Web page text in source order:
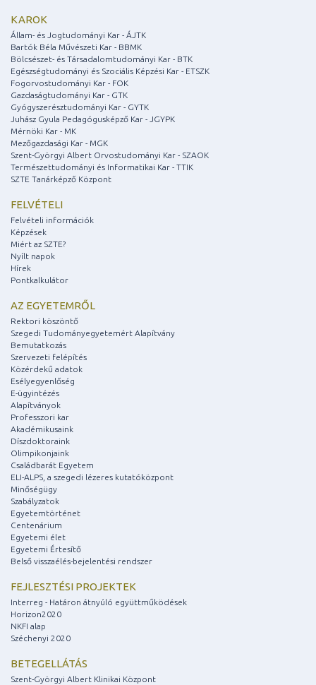
KAROK
Állam- és Jogtudományi Kar - ÁJTK
Bartók Béla Művészeti Kar - BBMK
Bölcsészet- és Társadalomtudományi Kar - BTK
Egészségtudományi és Szociális Képzési Kar - ETSZK
Fogorvostudományi Kar - FOK
Gazdaságtudományi Kar - GTK
Gyógyszerésztudományi Kar - GYTK
Juhász Gyula Pedagógusképző Kar - JGYPK
Mérnöki Kar - MK
Mezőgazdasági Kar - MGK
Szent-Györgyi Albert Orvostudományi Kar - SZAOK
Természettudományi és Informatikai Kar - TTIK
SZTE Tanárképző Központ
FELVÉTELI
Felvételi információk
Képzések
Miért az SZTE?
Nyílt napok
Hírek
Pontkalkulátor
AZ EGYETEMRŐL
Rektori köszöntő
Szegedi Tudományegyetemért Alapítvány
Bemutatkozás
Szervezeti felépítés
Közérdekű adatok
Esélyegyenlőség
E-ügyintézés
Alapítványok
Professzori kar
Akadémikusaink
Díszdoktoraink
Olimpikonjaink
Családbarát Egyetem
ELI-ALPS, a szegedi lézeres kutatóközpont
Minőségügy
Szabályzatok
Egyetemtörténet
Centenárium
Egyetemi élet
Egyetemi Értesítő
Belső visszaélés-bejelentési rendszer
FEJLESZTÉSI PROJEKTEK
Interreg - Határon átnyúló együttműködések
Horizon2020
NKFI alap
Széchenyi 2020
BETEGELLÁTÁS
Szent-Györgyi Albert Klinikai Központ